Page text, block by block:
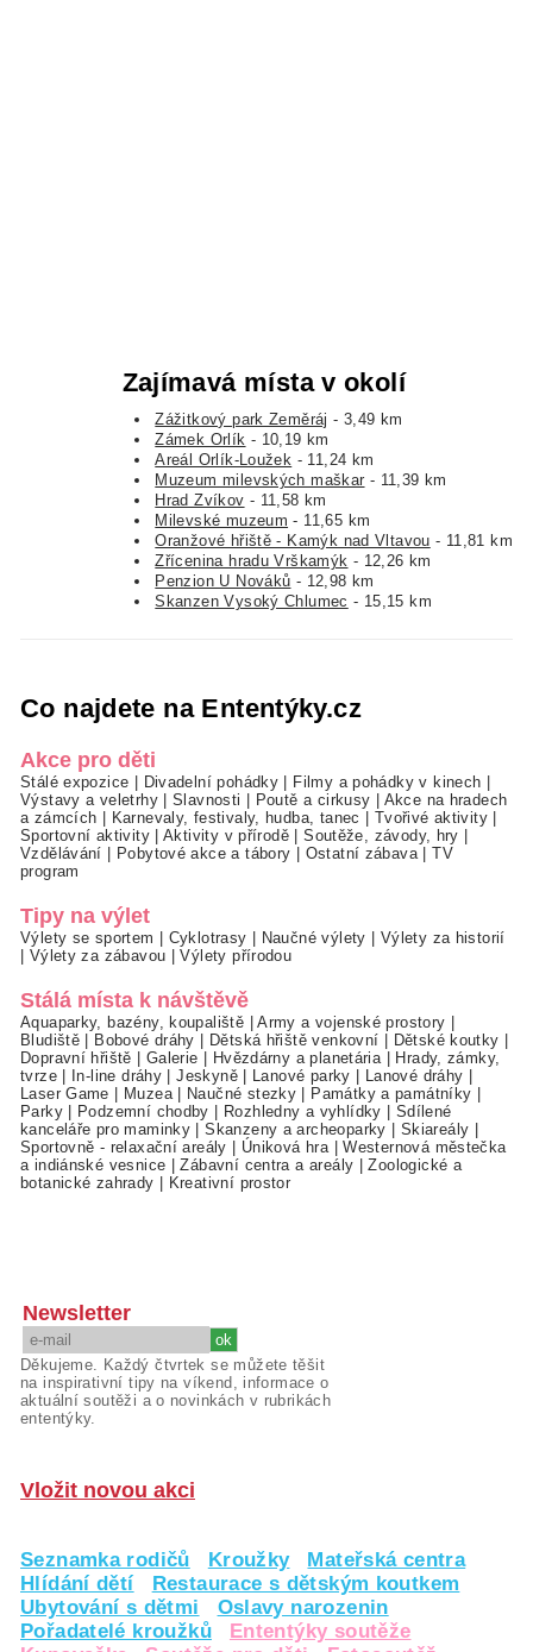
Zajímavá místa v okolí
Zážitkový park Zeměráj - 3,49 km
Zámek Orlík - 10,19 km
Areál Orlík-Loužek - 11,24 km
Muzeum milevských maškar - 11,39 km
Hrad Zvíkov - 11,58 km
Milevské muzeum - 11,65 km
Oranžové hřiště - Kamýk nad Vltavou - 11,81 km
Zřícenina hradu Vrškamýk - 12,26 km
Penzion U Nováků - 12,98 km
Skanzen Vysoký Chlumec - 15,15 km
Co najdete na Ententýky.cz
Akce pro děti
Stálé expozice Divadelní pohádky Filmy a pohádky v kinech
Výstavy a veletrhy|Slavnosti Poutě a cirkusy
Akce na hradech
a zámcích
Karnevaly, festivaly, hudba, tanec Tvořivé aktivity
Sportovní aktivity|Aktivity v přírodě |Soutěže, závody, hry
Vzdělávání
Pobytové akce a tábory Ostatní zábava |TV
program
Tipy na výlet
Výlety se sportem Cyklotrasy Naučné výlety
Výlety za historií
Výlety za zábavou |Výlety přírodou
Stálá místa k návštěvě
Aquaparky, bazény, koupaliště |Army a vojenské prostory
Bludiště
Bobové dráhy Dětská hřiště venkovní Dětské koutky
Dopravní hřiště
Galerie Hvězdárny a planetária
Hrady, zámky,
tvrze| In-line dráhy |Jeskyně| Lanové parky Lanové dráhy
Laser Game
Muzea| Naučné stezky Památky a památníky
Parky| Podzemní chodby Rozhledny a vyhlídky
Sdílené
kanceláře pro maminky |Skanzeny a archeoparky Skiareály
Sportovně - relaxační areály
Úniková hra |Westernová městečka
a indiánské vesnice |Zábavní centra a areály |Zoologické a
botanické zahrady
Kreativní prostor
Newsletter
Děkujeme. Každý čtvrtek se můžete těšit
na inspirativní tipy na víkend, informace o
aktuální soutěži a o novinkách v rubrikách
ententýky.
Vložit novou akci
Seznamka rodičů Kroužky
Mateřská centra
Hlídání dětí
Restaurace s dětským koutkem
Ubytování s dětmi
Oslavy narozenin
Pořadatelé kroužků
Ententýky soutěže